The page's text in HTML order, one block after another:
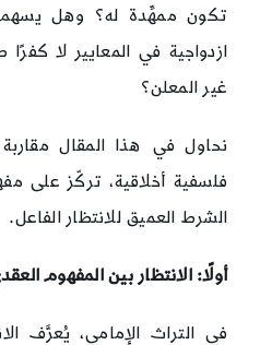
تكون ممهِّدة له؟ وهل يسهم
ازدواجية في المعايير لا كفرًا
غير المعلن؟
نحاول في هذا المقال
فلسفية أخلاقية، تركّز على
الشرط العميق للانتظار الفاعل.
أولًا:الانتظار بين المفهوم
في التراث الإمامي، يُعرَّف